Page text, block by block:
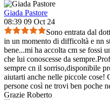
Giada Pastore
08:39 09 Oct 24
Sono entrata dal
in un momento di difficoltà e nn
bene...mi ha accolta cm se fossi
che lui conoscesse da
sempre cn il sorriso,disponibile
aiutarti anche nelle piccole cose!
persone così ne trovi ben poche
Grazie Roberto